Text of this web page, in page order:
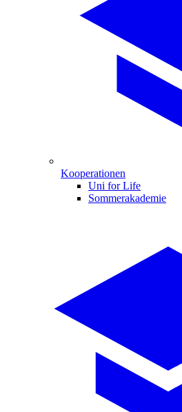
Kooperationen
Uni for Life
Sommerakademie